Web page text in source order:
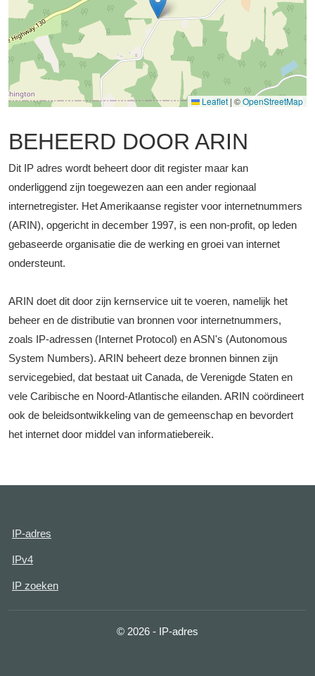
Leaflet | ©OpenStreetMap
BEHEERD DOOR ARIN
Dit IP adres wordt beheert door dit register maar kan
onderliggend zijn toegewezen aan een ander regionaal
internetregister. Het Amerikaanse register voor internetnummers
(ARIN), opgericht in december 1997, is een non-profit, op leden
gebaseerde organisatie die de werking en groei van internet
ondersteunt.
ARIN doet dit door zijn kernservice uit te voeren, namelijk het
beheer en de distributie van bronnen voor internetnummers,
zoals IP-adressen (Internet Protocol) en ASN's (Autonomous
System Numbers). ARIN beheert deze bronnen binnen zijn
servicegebied, dat bestaat uit Canada, de Verenigde Staten en
vele Caribische en Noord-Atlantische eilanden. ARIN coördineert
ook de beleidsontwikkeling van de gemeenschap en bevordert
het internet door middel van informatiebereik.
IP-adres
IPv4
IP zoeken
© 2026 - IP-adres